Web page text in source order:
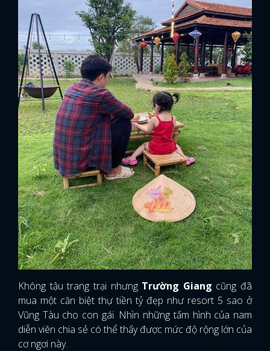
FACEBOOK GOOGLE
Không tậu trang trại nhưng Trường Giang cũng đã
mua một căn biệt thự tiền tỷ đẹp như resort 5 sao ở
Vũng Tàu cho con gái. Nhìn những tấm hình của nam
diễn viên chia sẻ có thể thấy được mức độ rộng lớn của
cơ ngơi này.